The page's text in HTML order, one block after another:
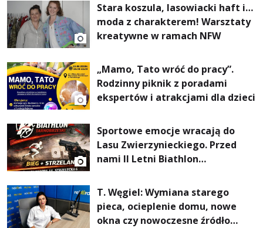
Stara koszula, lasowiacki haft i…
moda z charakterem! Warsztaty
kreatywne w ramach NFW
„Mamo, Tato wróć do pracy”.
Rodzinny piknik z poradami
ekspertów i atrakcjami dla dzieci
Sportowe emocje wracają do
Lasu Zwierzynieckiego. Przed
nami II Letni Biathlon
T. Węgiel: Wymiana starego
pieca, ocieplenie domu, nowe
okna czy nowoczesne źródło